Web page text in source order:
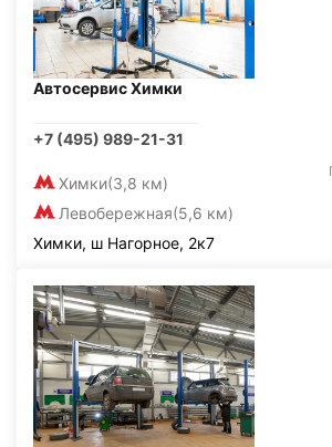
Автосервис Химки
+7 (495) 989-21-31
Химки(3,8 км)
Левобережная(5,6 км)
Химки, ш Нагорное, 2к7